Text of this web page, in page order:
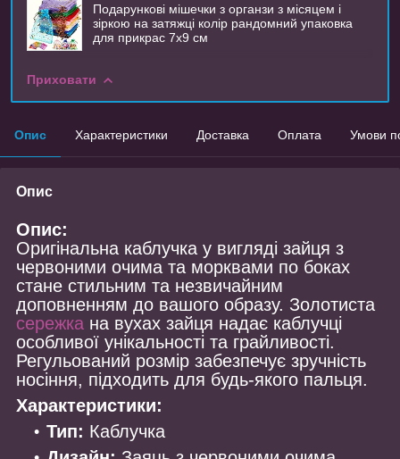
Подарункові мішечки з органзи з місяцем і
зіркою на затяжці колір рандомний упаковка
для прикрас 7х9 см
Приховати
Опис Характеристики Доставка Оплата Умови
Опис
Опис:
Оригінальна каблучка у вигляді зайця з
червоними очима та морквами по боках
стане стильним та незвичайним
доповненням до вашого образу. Золотиста
сережка на вухах зайця надає каблучці
особливої унікальності та грайливості.
Регульований розмір забезпечує зручність
носіння, підходить для будь-якого пальця.
Характеристики:
Тип: Каблучка